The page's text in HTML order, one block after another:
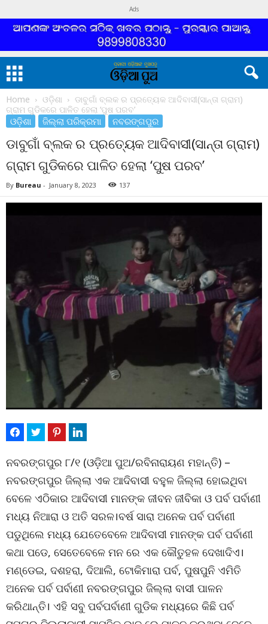
Ads
Home ଓଡ଼ିଶା
ଡାବୁଗାଁ ବ୍ଲକ ର ପ୍ରତ୍ୟେକ ଆଦିବାସୀ(ସାନ୍ତା ଗ୍ରାମ)
ଗ୍ରାମ ଗୁଡିକରେ ପାଳିତ ହେଲା ‘ପୁଷ ପରବ’
ଓଡ଼ିଶା ଜିଲ୍ଲା ପରିକ୍ରମା ନବରଙ୍ଗପୁର
ଡାବୁଗାଁ ବ୍ଲକ ର ପ୍ରତ୍ୟେକ ଆଦିବାସୀ(ସାନ୍ତା ଗ୍ରାମ)
ଗ୍ରାମ ଗୁଡିକରେ ପାଳିତ ହେଲା ‘ପୁଷ ପରବ’
By Bureau - January 8, 2023 137
ନବରଙ୍ଗପୁର ୮/୧ (ଓଡ଼ିଆ ପୁଅ/ରବିନାରାୟଣ ମହାନ୍ତି) –
ନବରଙ୍ଗପୁର ଜିଲ୍ଲା ଏକ ଆଦିବାସୀ ବହୁଳ ଜିଲ୍ଲା ହୋଇଥିବା
ବେଳେ ଏଠିକାର ଆଦିବାସୀ ମାନଙ୍କ ଜୀବନ ଜୀବିକା ଓ ପର୍ବ ପର୍ବାଣୀ
ମଧ୍ୟ ନିଆରା ଓ ଅତି ସରଳ।ବର୍ଷ ସାରା ଅନେକ ପର୍ବ ପର୍ବାଣୀ
ପଡୁଥିଲେ ମଧ୍ୟ ଯେତେବେଳେ ଆଦିବାସୀ ମାନଙ୍କ ପର୍ବ ପର୍ବାଣୀ
କଥା ପଡେ, ସେତେବେଳେ ମନ ରେ ଏକ କୌତୁହଳ ଦେଖାଦିଏ।
ମଣ୍ଡେଇ, ଦଶହରା, ଦିଆଲି, ଟୋକିମାରା ପର୍ବ, ପୁଷପୁନି ଏମିତି
ଅନେକ ପର୍ବ ପର୍ବାଣୀ ନବରଙ୍ଗପୁର ଜିଲ୍ଲା ବାସୀ ପାଳନ
କରିଥାନ୍ତି। ଏହି ସବୁ ପର୍ବପର୍ବାଣୀ ଗୁଡିକ ମଧ୍ୟରେ କିଛି ପର୍ବ